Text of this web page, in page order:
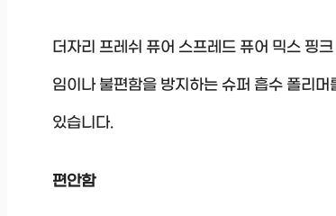
더자리 프레쉬 퓨어 스프레드 퓨어 믹스 핑
임이나 불편함을 방지하는 슈퍼 흡수 폴리
있습니다.
편안함